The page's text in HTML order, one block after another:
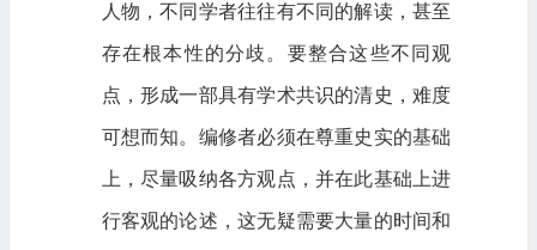
人物，不同学者往往有不同的解读，甚至
存在根本性的分歧。要整合这些不同观
点，形成一部具有学术共识的清史，难度
可想而知。编修者必须在尊重史实的基础
上，尽量吸纳各方观点，并在此基础上进
行客观的论述，这无疑需要大量的时间和